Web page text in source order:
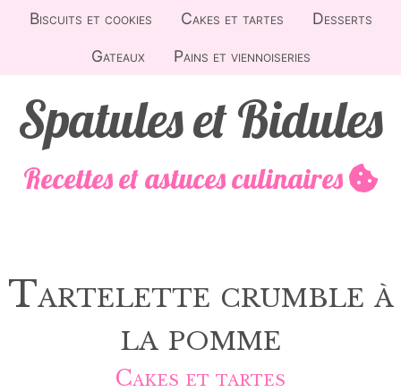
Biscuits et cookies Cakes et tartes
Desserts
Gateaux
Pains et viennoiseries
Spatules et Bidules
Recettes et astuces culinaires
Tartelette crumble à
la pomme
Cakes et tartes